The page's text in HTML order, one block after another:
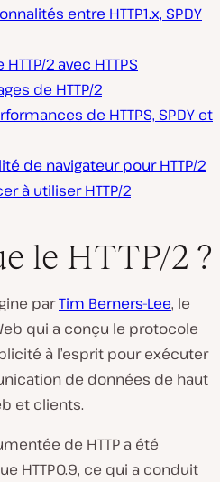
entre HTTP1.x, SPDY
2 avec HTTPS
de HTTP/2
de HTTPS, SPDY et
de navigateur pour HTTP/2
à utiliser HTTP/2
le HTTP/2 ?
parTim Berners-Lee, le
qui a conçu le protocole
à l’esprit pour exécuter
de données de haut
et clients.
de HTTP a été
HTTP0.9, ce qui a conduit